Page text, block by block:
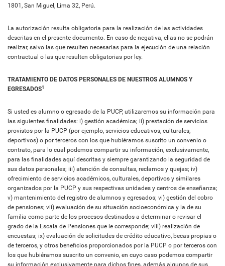
1801, San Miguel, Lima 32, Perú.
La autorización resulta obligatoria para la realización de las actividades
descritas en el presente documento. En caso de negativa, ellas no se podrán
realizar, salvo las que resulten necesarias para la ejecución de una relación
contractual o las que resulten obligatorias por ley.
TRATAMIENTO DE DATOS PERSONALES DE NUESTROS ALUMNOS Y
EGRESADOS1
Si usted es alumno o egresado de la PUCP, utilizaremos su información para
las siguientes finalidades: i) gestión académica; ii) prestación de servicios
provistos por la PUCP (por ejemplo, servicios educativos, culturales,
deportivos) o por terceros con los que hubiéramos suscrito un convenio o
contrato, para lo cual podemos compartir su información, exclusivamente,
para las finalidades aquí descritas y siempre garantizando la seguridad de
sus datos personales; iii) atención de consultas, reclamos y quejas; iv)
ofrecimiento de servicios académicos, culturales, deportivos y similares
organizados por la PUCP y sus respectivas unidades y centros de enseñanza;
v) mantenimiento del registro de alumnos y egresados; vi) gestión del cobro
de pensiones; vii) evaluación de su situación socioeconómica y la de su
familia como parte de los procesos destinados a determinar o revisar el
grado de la Escala de Pensiones que le corresponde; viii) realización de
encuestas; ix) evaluación de solicitudes de crédito educativo, becas propias o
de terceros, y otros beneficios proporcionados por la PUCP o por terceros con
los que hubiéramos suscrito un convenio, en cuyo caso podemos compartir
su información exclusivamente para dichos fines, además algunos de sus